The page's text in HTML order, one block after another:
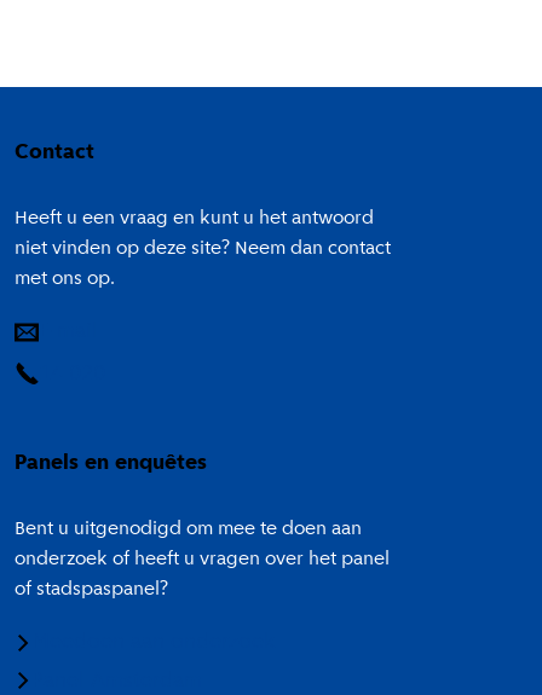
Contact
Heeft u een vraag en kunt u het antwoord
niet vinden op deze site? Neem dan contact
met ons op.
Panels en enquêtes
Bent u uitgenodigd om mee te doen aan
onderzoek of heeft u vragen over het panel
of stadspaspanel?